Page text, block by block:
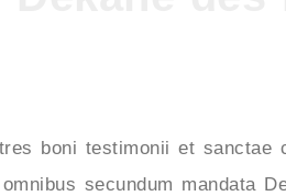
boni testimonii et sanctae
secundum mandata